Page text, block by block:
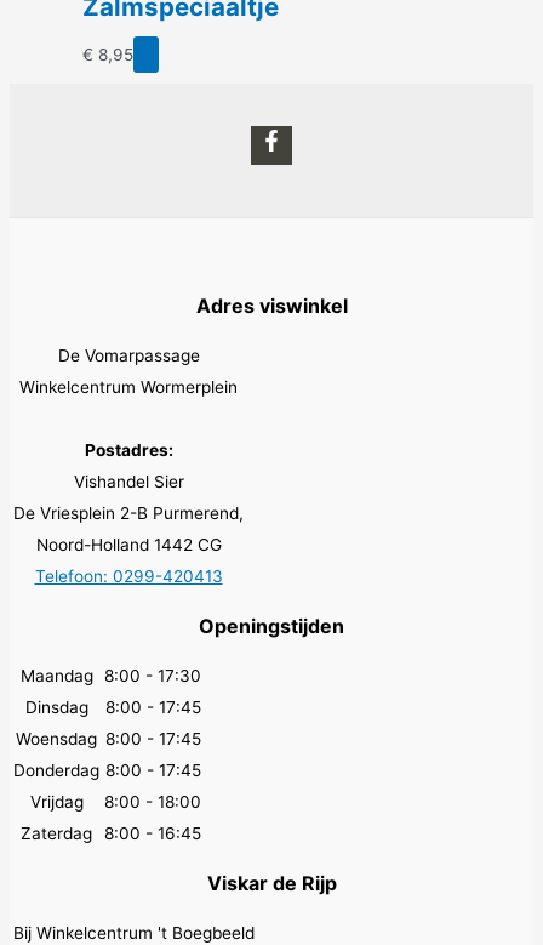
Zalmspeciaaltje
€ 8,95
Adres viswinkel
De Vomarpassage
Winkelcentrum Wormerplein
Postadres:
Vishandel Sier
De Vriesplein 2-B Purmerend,
Noord-Holland 1442 CG
Telefoon: 0299-420413
Openingstijden
Maandag 8:00 - 17:30
Dinsdag
8:00 - 17:45
Woensdag 8:00 - 17:45
Donderdag 8:00 - 17:45
Vrijdag
8:00 - 18:00
Zaterdag
8:00 - 16:45
Viskar de Rijp
Bij Winkelcentrum 't Boegbeeld